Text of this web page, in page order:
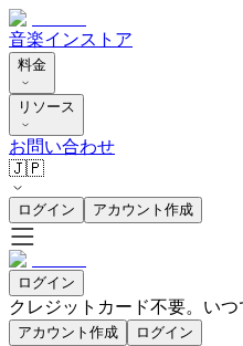
音楽インストア
料金
リソース
お問い合わせ
🇯🇵
ログイン アカウント作成
ログイン
クレジットカード不要。いつ
アカウント作成 ログイン